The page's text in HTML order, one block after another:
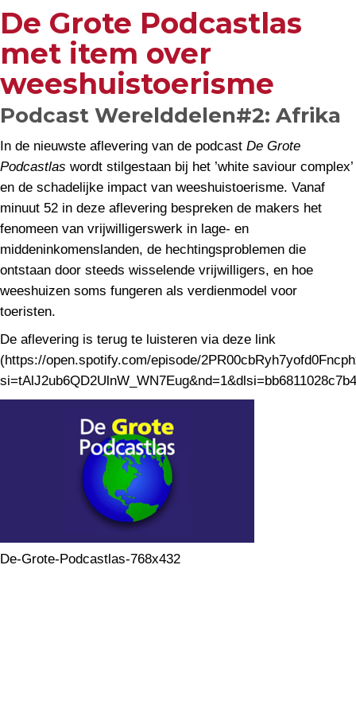
De Grote Podcastlas
met item over
weeshuistoerisme
Podcast Werelddelen#2: Afrika
In de nieuwste aflevering van de podcast De Grote
Podcastlas wordt stilgestaan bij het ’white saviour complex’
en de schadelijke impact van weeshuistoerisme. Vanaf
minuut 52 in deze aflevering bespreken de makers het
fenomeen van vrijwilligerswerk in lage- en
middeninkomenslanden, de hechtingsproblemen die
ontstaan door steeds wisselende vrijwilligers, en hoe
weeshuizen soms fungeren als verdienmodel voor
toeristen.
De aflevering is terug te luisteren via deze link
(https://open.spotify.com/episode/
De-Grote-Podcastlas-768x432